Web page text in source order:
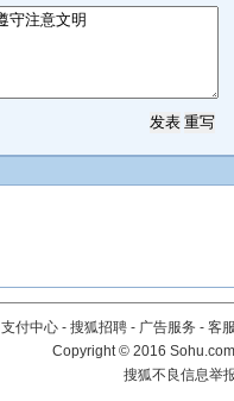
支付中心 - 搜狐招聘 - 广告服务 - 客
Copyright©2016
搜狐不良信息举